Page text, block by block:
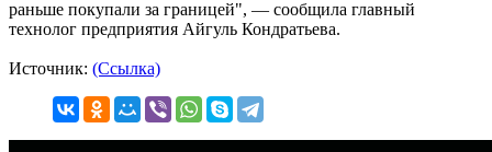
раньше покупали за границей", — сообщила главный
технолог предприятия Айгуль Кондратьева.
Источник: (Ссылка)